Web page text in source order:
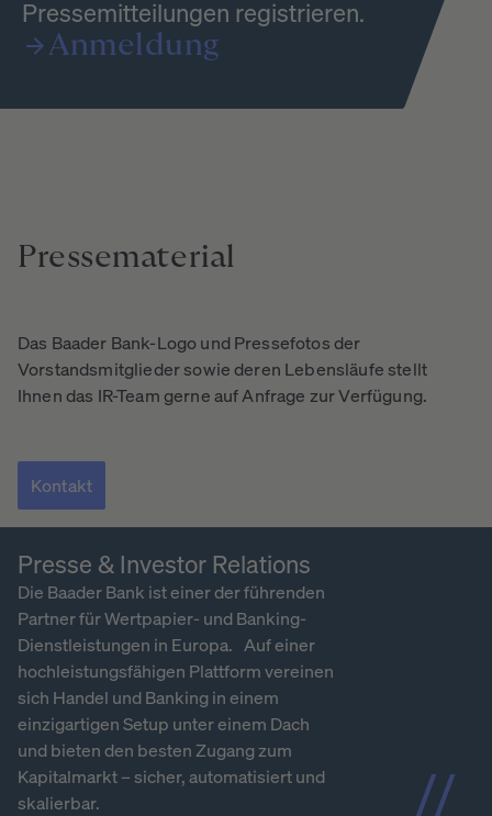
Pressemitteilungen registrieren.
Anmeldung
Pressematerial
Das Baader Bank-Logo und Pressefotos der
Vorstandsmitglieder sowie deren Lebensläufe stellt
Ihnen das IR-Team gerne auf Anfrage zur Verfügung.
Kontakt
Presse & Investor Relations
Die Baader Bank ist einer der führenden
Partner für Wertpapier- und Banking-
Dienstleistungen in Europa. Auf einer
hochleistungsfähigen Plattform vereinen
sich Handel und Banking in einem
einzigartigen Setup unter einem Dach
und bieten den besten Zugang zum
Kapitalmarkt – sicher, automatisiert und
skalierbar.